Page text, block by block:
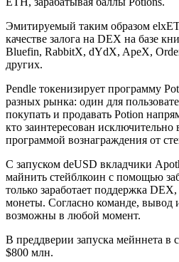
Эмитируемый таким образом
качестве залога на DEX на базе
Bluefin, RabbitX, dYdX, ApeX,
других.
Pendle токенизирует программу
разных рынка: один для
покупать и продавать Potion
кто заинтересован исключительно
программой вознаграждения от
С запуском deUSD вкладчики
майнить стейблкоин с помощью
только заработает поддержка
монеты. Согласно команде, вывод
возможны в любой момент.
В преддверии запуска мейннета в
$800 млн.